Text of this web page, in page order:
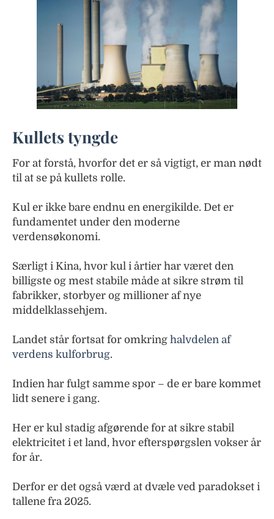
Kullets tyngde
For at forstå, hvorfor det er så vigtigt, er man nødt
til at se på kullets rolle.
Kul er ikke bare endnu en energikilde. Det er
fundamentet under den moderne
verdensøkonomi.
Særligt i Kina, hvor kul i årtier har været den
billigste og mest stabile måde at sikre strøm til
fabrikker, storbyer og millioner af nye
middelklassehjem.
Landet står fortsat for omkring halvdelen af
verdens kulforbrug.
Indien har fulgt samme spor – de er bare kommet
lidt senere i gang.
Her er kul stadig afgørende for at sikre stabil
elektricitet i et land, hvor efterspørgslen vokser år
for år.
Derfor er det også værd at dvæle ved paradokset i
tallene fra 2025.